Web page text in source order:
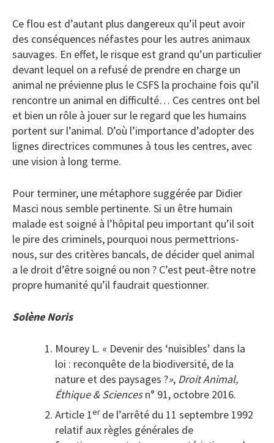
Ce flou est d’autant plus dangereux qu’il peut avoir
des conséquences néfastes pour les autres animaux
sauvages. En effet, le risque est grand qu’un particulier
devant lequel on a refusé de prendre en charge un
animal ne prévienne plus le CSFS la prochaine fois qu’il
rencontre un animal en difficulté… Ces centres ont bel
et bien un rôle à jouer sur le regard que les humains
portent sur l’animal. D’où l’importance d’adopter des
lignes directrices communes à tous les centres, avec
une vision à long terme.
Pour terminer, une métaphore suggérée par Didier
Masci nous semble pertinente. Si un être humain
malade est soigné à l’hôpital peu important qu’il soit
le pire des criminels, pourquoi nous permettrions-
nous, sur des critères bancals, de décider quel animal
a le droit d’être soigné ou non ? C’est peut-être notre
propre humanité qu’il faudrait questionner.
Solène Noris
Mourey L. « Devenir des ‘nuisibles’ dans la
loi : reconquête de la biodiversité, de la
nature et des paysages ?», Droit Animal,
Éthique & Sciencesn° 91, octobre 2016.
Article 1erde l’arrêté du 11 septembre 1992
relatif aux règles générales de